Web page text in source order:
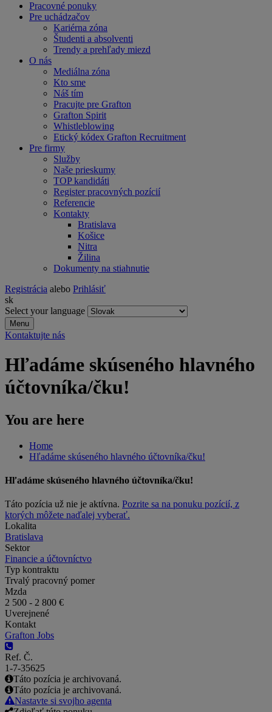
Pracovné ponuky
Pre uchádzačov
Kariérna zóna
Študenti a absolventi
Trendy a prehľady miezd
O nás
Mediálna zóna
Kto sme
Náš tím
Pracujte pre Grafton
Grafton Spirit
Whistleblowing
Etický kódex Grafton Recruitment
Pre firmy
Služby
Naše prieskumy
TOP kandidáti
Register pracovných pozícií
Referencie
Kontakty
Bratislava
Košice
Nitra
Žilina
Dokumenty na stiahnutie
Registrácia alebo Prihlásiť
sk
Select your language
Menu
Kontaktujte nás
Hľadáme skúseného hlavného
účtovníka/čku!
You are here
Home
Hľadáme skúseného hlavného účtovníka/čku!
Hľadáme skúseného hlavného účtovníka/čku!
Táto pozícia už nie je aktívna. Pozrite sa na ponuku pozícií, z
ktorých môžete naďalej vyberať.
Lokalita
Bratislava
Sektor
Financie a účtovníctvo
Typ kontraktu
Trvalý pracovný pomer
Mzda
2 500 - 2 800 €
Uverejnené
Kontakt
Grafton Jobs
Ref. Č.
1-7-35625
Táto pozícia je archivovaná.
Táto pozícia je archivovaná.
Nastavte si svojho agenta